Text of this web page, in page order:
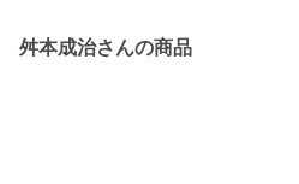
舛本成治さんの商品